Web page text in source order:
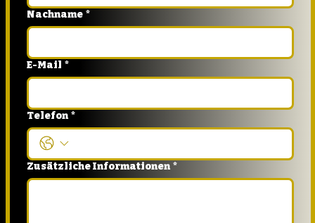
Nachname *
E-Mail *
Telefon *
Zusätzliche Informationen *